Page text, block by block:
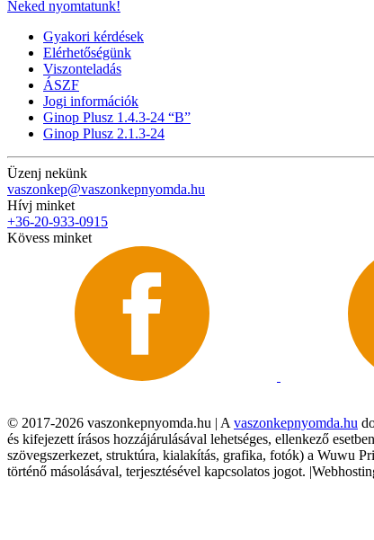
Neked nyomtatunk!
Gyakori kérdések
Elérhetőségünk
Viszonteladás
ÁSZF
Jogi információk
Ginop Plusz 1.4.3-24 “B”
Ginop Plusz 2.1.3-24
Üzenj nekünk
vaszonkep@vaszonkepnyomda.hu
Hívj minket
+36-20-933-0915
Kövess minket
© 2017-2026 vaszonkepnyomda.hu | A vaszonkepnyomda.hu
és kifejezett írásos hozzájárulásával lehetséges, ellenkező
szövegszerkezet, struktúra, kialakítás, grafika, fotók) a Wuwu
történő másolásával, terjesztésével kapcsolatos jogot.